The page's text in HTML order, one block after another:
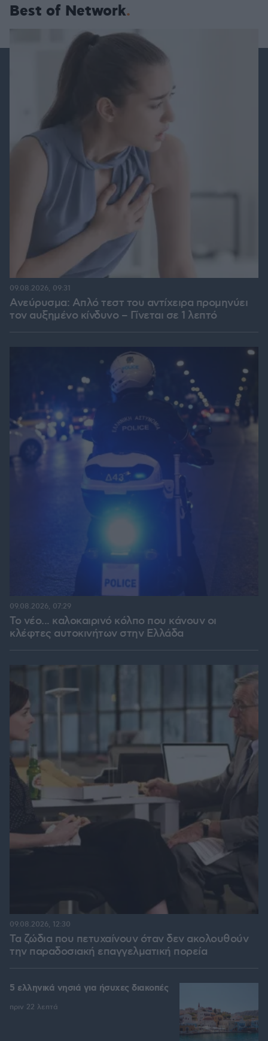
Best of Network
Ανεύρυσμα: Απλό τεστ του αντίχειρα προμηνύει
τον αυξημένο κίνδυνο – Γίνεται σε 1 λεπτό
09.08.2026, 09:31
Το νέο... καλοκαιρινό κόλπο που κάνουν οι
κλέφτες αυτοκινήτων στην Ελλάδα
09.08.2026, 07:29
Τα ζώδια που πετυχαίνουν όταν δεν ακολουθούν
την παραδοσιακή επαγγελματική πορεία
09.08.2026, 12:30
5 ελληνικά νησιά για ήσυχες διακοπές
πριν 22 λεπτά